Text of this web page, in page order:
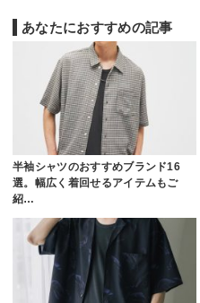
あなたにおすすめの記事
半袖シャツのおすすめブランド16
選。幅広く着回せるアイテムもご
紹…